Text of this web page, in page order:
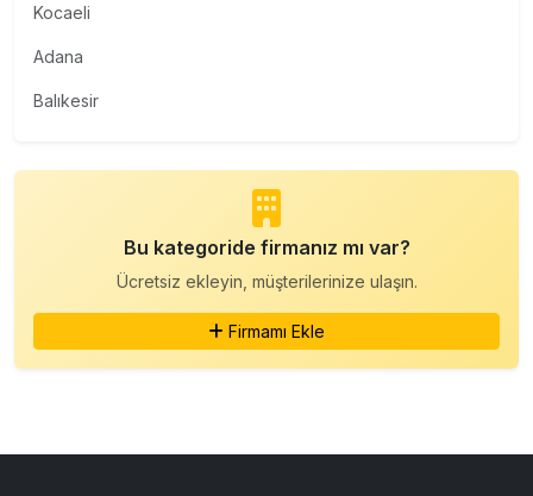
Kocaeli
Adana
Balıkesir
Bu kategoride firmanız mı var?
Ücretsiz ekleyin, müşterilerinize ulaşın.
Firmamı Ekle